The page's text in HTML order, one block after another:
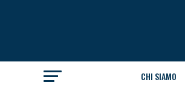
CHI SIAMO